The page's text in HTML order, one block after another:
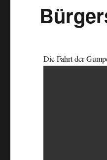
Die Fahrt der